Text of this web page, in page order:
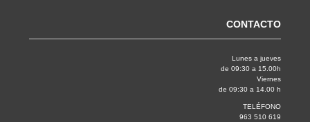
CONTACTO
Lunes a jueves
de 09:30 a 15.00h
Viernes
de 09:30 a 14.00 h
TELÉFONO
963 510 619